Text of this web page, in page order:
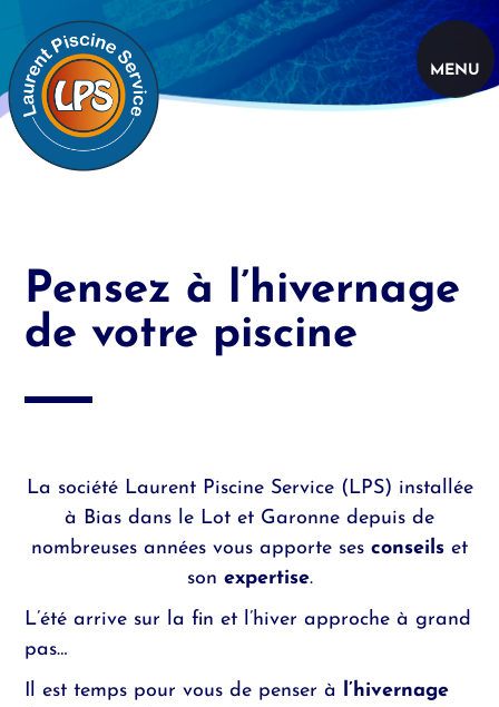
contenu
principal
MENU
Pensez à l’hivernage
de votre piscine
La société Laurent Piscine Service (LPS) installée
à Bias dans le Lot et Garonne depuis de
nombreuses années vous apporte ses conseils et
son expertise.
L’été arrive sur la fin et l’hiver approche à grand
pas…
Il est temps pour vous de penser à l’hivernage